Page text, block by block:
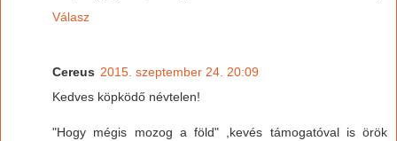
Válasz
Cereus 2015. szeptember 24. 20:09
Kedves köpködő névtelen!
"Hogy mégis mozog a föld" ,kevés támogatóval is örök